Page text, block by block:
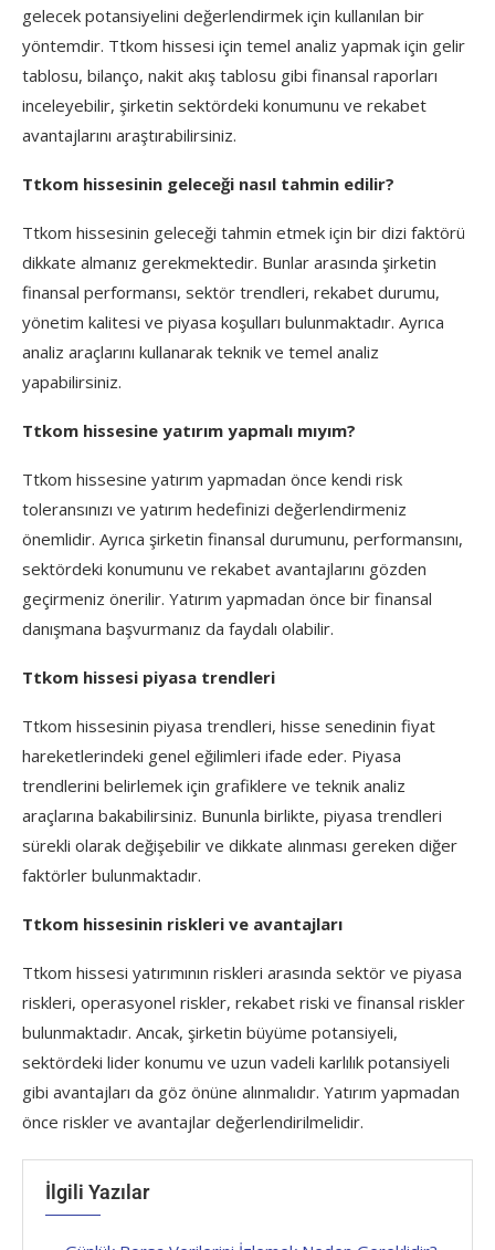
gelecek potansiyelini değerlendirmek için kullanılan bir
yöntemdir. Ttkom hissesi için temel analiz yapmak için gelir
tablosu, bilanço, nakit akış tablosu gibi finansal raporları
inceleyebilir, şirketin sektördeki konumunu ve rekabet
avantajlarını araştırabilirsiniz.
Ttkom hissesinin geleceği nasıl tahmin edilir?
Ttkom hissesinin geleceği tahmin etmek için bir dizi faktörü
dikkate almanız gerekmektedir. Bunlar arasında şirketin
finansal performansı, sektör trendleri, rekabet durumu,
yönetim kalitesi ve piyasa koşulları bulunmaktadır. Ayrıca
analiz araçlarını kullanarak teknik ve temel analiz
yapabilirsiniz.
Ttkom hissesine yatırım yapmalı mıyım?
Ttkom hissesine yatırım yapmadan önce kendi risk
toleransınızı ve yatırım hedefinizi değerlendirmeniz
önemlidir. Ayrıca şirketin finansal durumunu, performansını,
sektördeki konumunu ve rekabet avantajlarını gözden
geçirmeniz önerilir. Yatırım yapmadan önce bir finansal
danışmana başvurmanız da faydalı olabilir.
Ttkom hissesi piyasa trendleri
Ttkom hissesinin piyasa trendleri, hisse senedinin fiyat
hareketlerindeki genel eğilimleri ifade eder. Piyasa
trendlerini belirlemek için grafiklere ve teknik analiz
araçlarına bakabilirsiniz. Bununla birlikte, piyasa trendleri
sürekli olarak değişebilir ve dikkate alınması gereken diğer
faktörler bulunmaktadır.
Ttkom hissesinin riskleri ve avantajları
Ttkom hissesi yatırımının riskleri arasında sektör ve piyasa
riskleri, operasyonel riskler, rekabet riski ve finansal riskler
bulunmaktadır. Ancak, şirketin büyüme potansiyeli,
sektördeki lider konumu ve uzun vadeli karlılık potansiyeli
gibi avantajları da göz önüne alınmalıdır. Yatırım yapmadan
önce riskler ve avantajlar değerlendirilmelidir.
İlgili Yazılar